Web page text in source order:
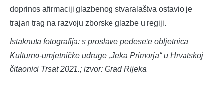
doprinos afirmaciji glazbenog stvaralaštva ostavio je
trajan trag na razvoju zborske glazbe u regiji.
Istaknuta fotografija: s proslave pedesete obljetnica
Kulturno-umjetničke udruge „Jeka Primorja“ u Hrvatskoj
čitaonici Trsat 2021.; izvor: Grad Rijeka